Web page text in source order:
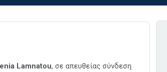
Lamnatou, σε απευθείας σύνδεση